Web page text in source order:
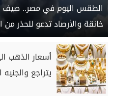
الطقس اليوم في مصر.. صيف
خانقة والأرصاد تدعو للحذر
يتراجع